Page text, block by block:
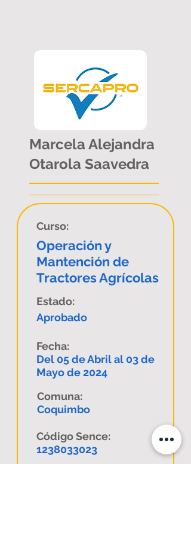
Marcela Alejandra
Otarola Saavedra
Curso:
Operación y
Mantención de
Tractores Agrícolas
Estado:
Aprobado
Fecha:
Del 05 de Abril al 03 de
Mayo de 2024
Comuna:
Coquimbo
Código Sence:
1238033023